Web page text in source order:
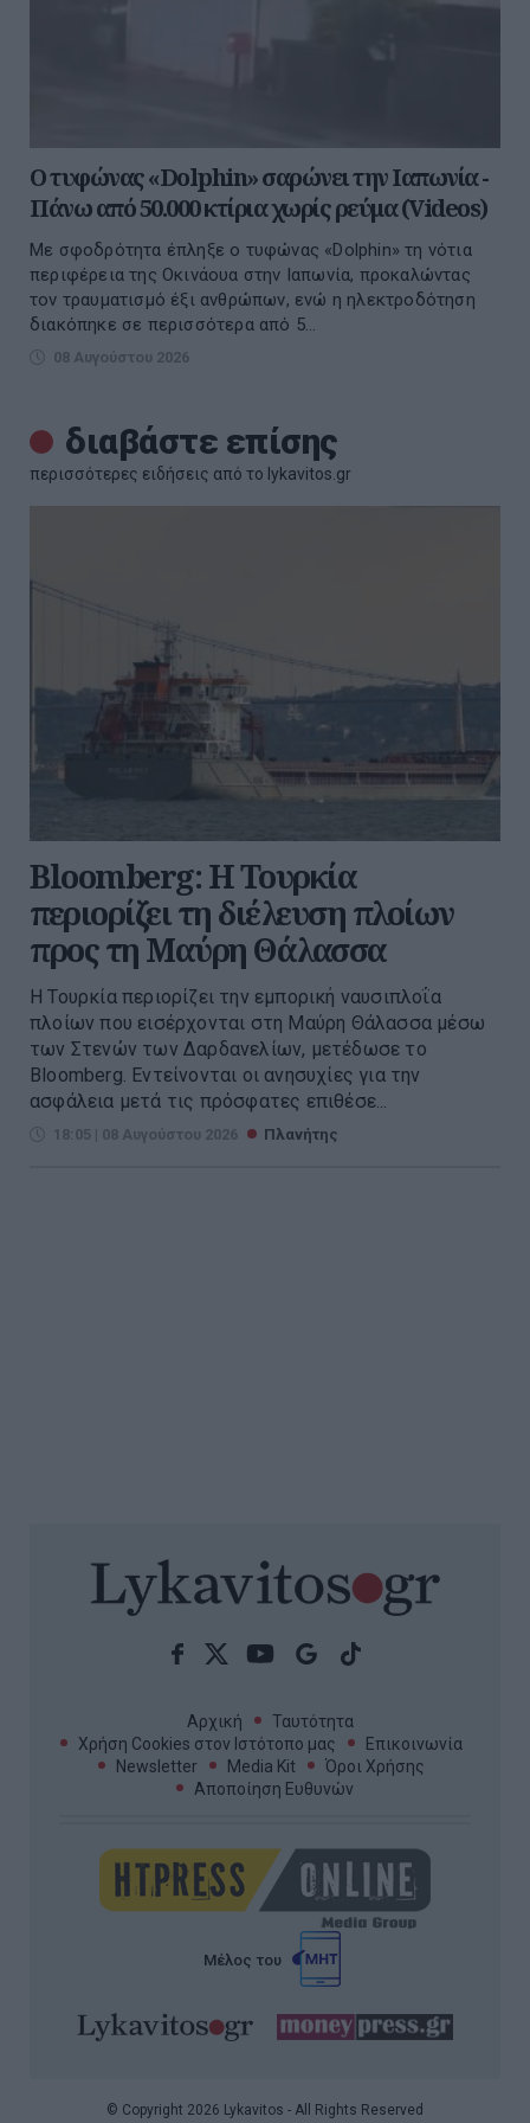
Ο τυφώνας «Dolphin» σαρώνει την Ιαπωνία -
Πάνω από 50.000 κτίρια χωρίς ρεύμα (Videos)
Με σφοδρότητα έπληξε ο τυφώνας «Dolphin» τη νότια
περιφέρεια της Οκινάουα στην Ιαπωνία, προκαλώντας
τον τραυματισμό έξι ανθρώπων, ενώ η ηλεκτροδότηση
διακόπηκε σε περισσότερα από 5...
08 Αυγούστου 2026
διαβάστε επίσης
περισσότερες ειδήσεις από το lykavitos.gr
Bloomberg: Η Τουρκία
περιορίζει τη διέλευση πλοίων
προς τη Μαύρη Θάλασσα
Η Τουρκία περιορίζει την εμπορική ναυσιπλοΐα
πλοίων που εισέρχονται στη Μαύρη Θάλασσα μέσω
των Στενών των Δαρδανελίων, μετέδωσε το
Bloomberg. Eντείνονται οι ανησυχίες για την
ασφάλεια μετά τις πρόσφατες επιθέσε...
18:05 | 08 Αυγούστου 2026 Πλανήτης
Σενάρια για τον Μοτζτάμπα
Χαμενεΐ: Τι αναφέρεται για την
κατάσταση της υγείας του και
γιατί παραμένει μυστήριο
Διεθνή δημοσιεύματα αναφέρονται στην κατάσταση
της υγείας του Μοτζτάμπα Χαμενεΐ και στην
παρατεταμένη απουσία του από τη δημόσια ζωή.